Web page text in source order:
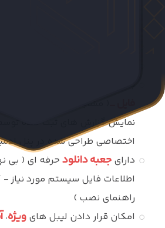
نمایش گزارش های ثبت شده
اختصاصی طراحی شده در پنل
دارای جعبه دانلود حرفه ای ( بی
اطلاعات فایل سیستم مورد نیاز
راهنمای نصب )
امکان قرار دادن لیبل های ویژه،